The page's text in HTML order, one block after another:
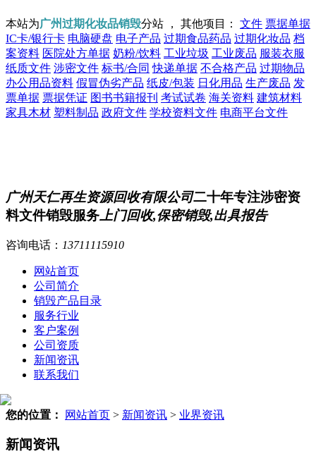
本站为广州过期化妆品销毁分站 ， 其他项目： 文件 票据单据
IC卡/银行卡 电脑硬盘 电子产品 过期食品药品 过期化妆品 档
案资料 医院处方单据 奶粉/饮料 工业垃圾 工业废品 服装衣服
纸质文件 涉密文件 标书/合同 快递单据 不合格产品 过期物品
办公用品资料 假冒伪劣产品 纸皮/包装 日化用品 生产废品 发
票单据 票据凭证 图书书籍报刊 考试试卷 海关资料 建筑材料
家具木材 塑料制品 政府文件 学校资料文件 电商平台文件
广州天仁再生资源回收有限公司二十年专注涉密资
料文件销毁服务 上门回收,保密销毁,出具报告
咨询电话： 13711115910
网站首页
公司简介
销毁产品目录
服务行业
客户案例
公司资质
新闻资讯
联系我们
您的位置： 网站首页 > 新闻资讯 > 业界资讯
新闻资讯